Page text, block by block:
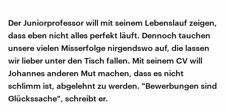
Der Juniorprofessor will mit seinem Lebenslauf zeigen,
dass eben nicht alles perfekt läuft. Dennoch tauchen
unsere vielen Misserfolge nirgendswo auf, die lassen
wir lieber unter den Tisch fallen. Mit seinem CV will
Johannes anderen Mut machen, dass es nicht
schlimm ist, abgelehnt zu werden. "Bewerbungen sind
Glückssache", schreibt er.